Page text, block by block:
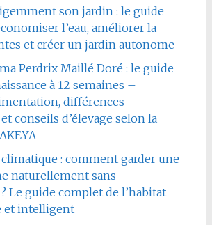
son jardin : le guide
l’eau, améliorer la
et créer un jardin autonome
Perdrix Maillé Doré : le guide
à 12 semaines –
différences
conseils d’élevage selon la
: comment garder une
naturellement sans
Le guide complet de l’habitat
et intelligent